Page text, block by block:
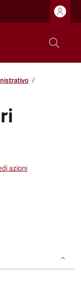
/
azioni